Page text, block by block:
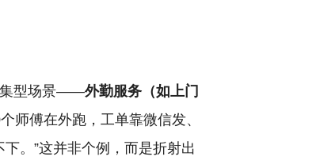
集型场景——外勤服务（如上门
师傅在外跑，工单靠微信发、
。”这并非个例，而是折射出